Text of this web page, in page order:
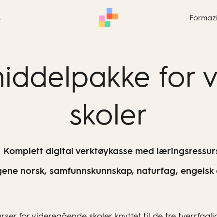
for
skoler
Komplett digital verktøykasse med
norsk, samfunnskunnskap, naturfag,